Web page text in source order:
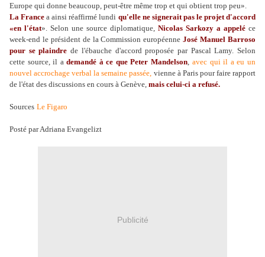
Europe qui donne beaucoup, peut-être même trop et qui obtient trop peu».
La France a ainsi réaffirmé lundi qu'elle ne signerait pas le projet d'accord
«en l'état». Selon une source diplomatique, Nicolas Sarkozy a appelé ce
week-end le président de la Commission européenneJosé Manuel Barroso
pour se plaindre de l'ébauche d'accord proposée par Pascal Lamy. Selon
cette source, il ademandé à ce que Peter Mandelson, avec qui il a eu un
nouvel accrochage verbal la semaine passée, vienne à Paris pour faire rapport
de l'état des discussions en cours à Genève, mais celui-ci a refusé.
Sources Le Figaro
Posté par Adriana Evangelizt
Publicité